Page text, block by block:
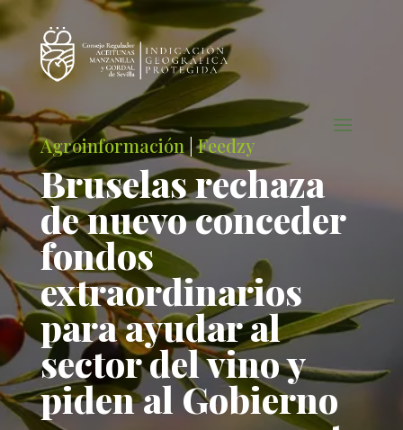
Agroinformación |Feedzy
Bruselas rechaza
de nuevo conceder
fondos
extraordinarios
para ayudar al
sector del vino y
piden al Gobierno